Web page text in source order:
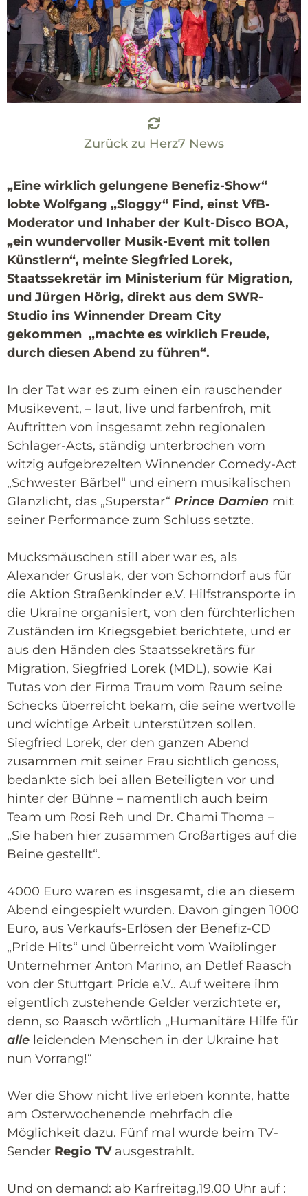
Zurück zu Herz7 News
„Eine wirklich gelungene Benefiz-Show“
lobte Wolfgang „Sloggy“ Find, einst VfB-
Moderator und Inhaber der Kult-Disco BOA,
„ein wundervoller Musik-Event mit tollen
Künstlern“, meinte Siegfried Lorek,
Staatssekretär im Ministerium für Migration,
und Jürgen Hörig, direkt aus dem SWR-
Studio ins Winnender Dream City
gekommen „machte es wirklich Freude,
durch diesen Abend zu führen“.
In der Tat war es zum einen ein rauschender
Musikevent, – laut, live und farbenfroh, mit
Auftritten von insgesamt zehn regionalen
Schlager-Acts, ständig unterbrochen vom
witzig aufgebrezelten Winnender Comedy-Act
„Schwester Bärbel“ und einem musikalischen
Glanzlicht, das „Superstar“ Prince Damien mit
seiner Performance zum Schluss setzte.
Mucksmäuschen still aber war es, als
Alexander Gruslak, der von Schorndorf aus für
die Aktion Straßenkinder e.V. Hilfstransporte in
die Ukraine organisiert, von den fürchterlichen
Zuständen im Kriegsgebiet berichtete, und er
aus den Händen des Staatssekretärs für
Migration, Siegfried Lorek (MDL), sowie Kai
Tutas von der Firma Traum vom Raum seine
Schecks überreicht bekam, die seine wertvolle
und wichtige Arbeit unterstützen sollen.
Siegfried Lorek, der den ganzen Abend
zusammen mit seiner Frau sichtlich genoss,
bedankte sich bei allen Beteiligten vor und
hinter der Bühne – namentlich auch beim
Team um Rosi Reh und Dr. Chami Thoma –
„Sie haben hier zusammen Großartiges auf die
Beine gestellt“.
4000 Euro waren es insgesamt, die an diesem
Abend eingespielt wurden. Davon gingen 1000
Euro, aus Verkaufs-Erlösen der Benefiz-CD
„Pride Hits“ und überreicht vom Waiblinger
Unternehmer Anton Marino, an Detlef Raasch
von der Stuttgart Pride e.V.. Auf weitere ihm
eigentlich zustehende Gelder verzichtete er,
denn, so Raasch wörtlich „Humanitäre Hilfe für
alle leidenden Menschen in der Ukraine hat
nun Vorrang!“
Wer die Show nicht live erleben konnte, hatte
am Osterwochenende mehrfach die
Möglichkeit dazu. Fünf mal wurde beim TV-
Sender Regio TVausgestrahlt.
Und on demand: ab Karfreitag,19.00 Uhr auf :